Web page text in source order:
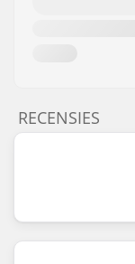
RECENSIES